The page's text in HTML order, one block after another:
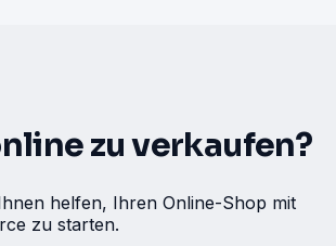
zu verkaufen?
helfen, Ihren Online-Shop mit
zu starten.